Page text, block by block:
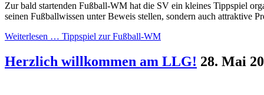
Zur bald startenden Fußball-WM hat die SV ein kleines Tippspiel
seinen Fußballwissen unter Beweis stellen, sondern auch attraktive
Weiterlesen … Tippspiel zur Fußball-WM
Herzlich willkommen am LLG! 28. Mai